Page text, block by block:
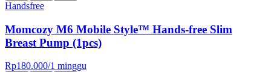
Handsfree
Momcozy M6 Mobile Style™ Hands-free Slim
Breast Pump (1pcs)
Rp180.000/1 minggu